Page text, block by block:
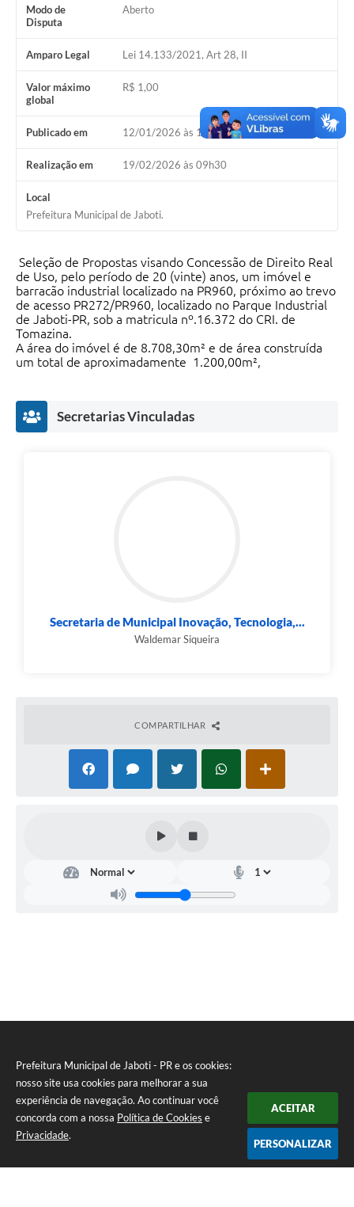
Prefeitura Municipal de Jaboti - PR e os cookies:
nosso site usa cookies para melhorar a sua
experiência de navegação. Ao continuar você
concorda com a nossa Política de Cookies e
Privacidade.
ACEITAR
PERSONALIZAR
Modo de
Disputa
Aberto
Amparo Legal Lei 14.133/2021, Art 28, II
Valor máximo
global
R$ 1,00
Publicado em 12/01/2026 às 15h00
Realização em 19/02/2026 às 09h30
Local
Prefeitura Municipal de Jaboti.
Seleção de Propostas visando Concessão de Direito Real
de Uso, pelo período de 20 (vinte) anos, um imóvel e
barracão industrial localizado na PR960, próximo ao trevo
de acesso PR272/PR960, localizado no Parque Industrial
de Jaboti-PR, sob a matricula nº.16.372 do CRI. de
Tomazina.
A área do imóvel é de 8.708,30m² e de área construída
um total de aproximadamente 1.200,00m²,
Secretarias Vinculadas
Secretaria de Municipal Inovação, Tecnologia,...
Waldemar Siqueira
COMPARTILHAR